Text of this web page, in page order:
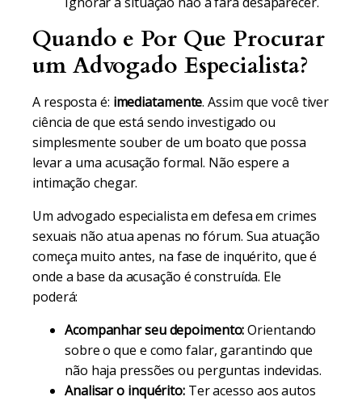
Quando e Por Que Procurar
um Advogado Especialista?
A resposta é: imediatamente. Assim que você tiver
ciência de que está sendo investigado ou
simplesmente souber de um boato que possa
levar a uma acusação formal. Não espere a
intimação chegar.
Um advogado especialista em defesa em crimes
sexuais não atua apenas no fórum. Sua atuação
começa muito antes, na fase de inquérito, que é
onde a base da acusação é construída. Ele
poderá:
Acompanhar seu depoimento:Orientando
sobre o que e como falar, garantindo que
não haja pressões ou perguntas indevidas.
Analisar o inquérito:Ter acesso aos autos